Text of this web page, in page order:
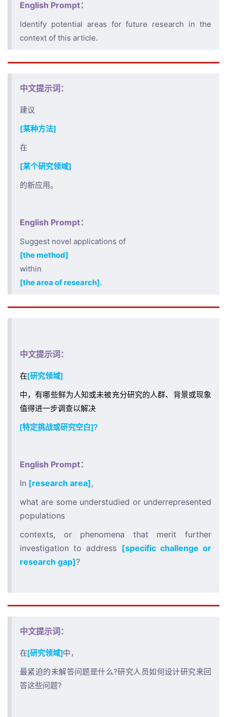
English Prompt：
Identify potential areas for future research in the
context of this article.
中文提示词：
建议
[某种方法]
在
[某个研究领域]
的新应用。
English Prompt：
Suggest novel applications of
[the method]
within
[the area of research].
中文提示词：
在[研究领域]
中，有哪些鲜为人知或未被充分研究的人群、背景或现象
值得进一步调查以解决
[特定挑战或研究空白]?
English Prompt：
In [research area],
what are some understudied or underrepresented
populations
contexts, or phenomena that merit further
investigation to address [specific challenge or
research gap]?
中文提示词：
在[研究领域]中，
最紧迫的未解答问题是什么?研究人员如何设计研究来回
答这些问题?